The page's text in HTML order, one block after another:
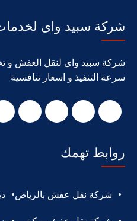
شركة سبيد واى
شركة سبيد واى لنقل العفش و
سرعة التنفيذ و اسعار تنافسية
روابط تهمك
شركة نقل عفش بالرياض